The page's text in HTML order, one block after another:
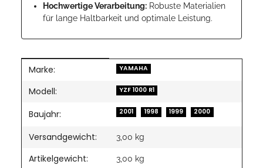
Hochwertige Verarbeitung: Robuste Materialien
für lange Haltbarkeit und optimale Leistung.
Produkteigenschaft
Wert
Marke: YAMAHA
Modell: YZF 1000 R1
Baujahr: 2001 1998 1999 2000
Versandgewicht: 3,00 kg
Artikelgewicht: 3,00 kg